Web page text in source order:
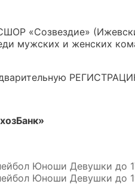
«Созвездие»
мужских и женских
Юноши Девушки до
Юноши Девушки до